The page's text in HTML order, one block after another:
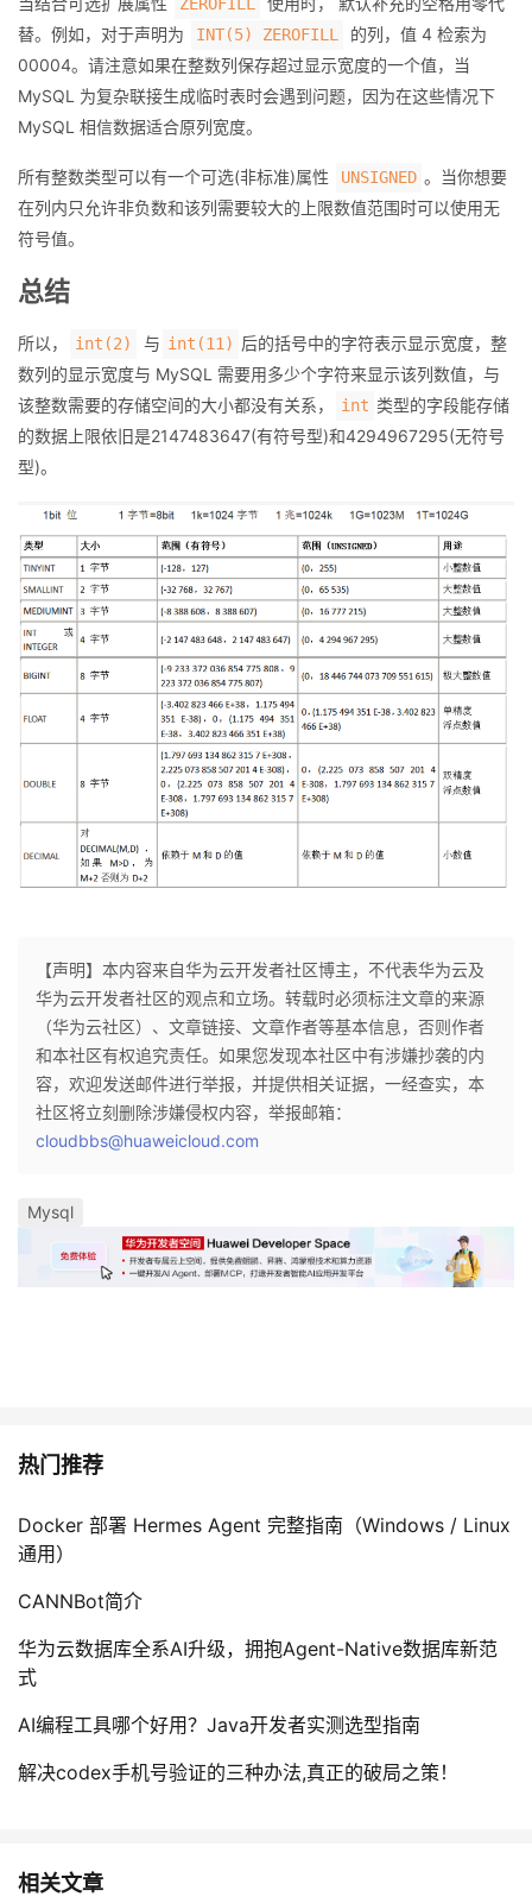
替。例如，对于声明为
INT(5) ZEROFILL
的列，值 4 检索为
00004。请注意如果在整数列保存超过显示宽度的一个值，当
MySQL 为复杂联接生成临时表时会遇到问题，因为在这些情况下
MySQL 相信数据适合原列宽度。
所有整数类型可以有一个可选(非标准)属性 UNSIGNED 。当你想要
在列内只允许非负数和该列需要较大的上限数值范围时可以使用无
符号值。
总结
所以， int(2) 与 int(11) 后的括号中的字符表示显示宽度，整
数列的显示宽度与 MySQL 需要用多少个字符来显示该列数值，与
该整数需要的存储空间的大小都没有关系，
int 类型的字段能存储
的数据上限依旧是2147483647(有符号型)和4294967295(无符号
型)。
【声明】本内容来自华为云开发者社区博主，不代表华为云及
华为云开发者社区的观点和立场。转载时必须标注文章的来源
（华为云社区）、文章链接、文章作者等基本信息，否则作者
和本社区有权追究责任。如果您发现本社区中有涉嫌抄袭的内
容，欢迎发送邮件进行举报，并提供相关证据，一经查实，本
社区将立刻删除涉嫌侵权内容，举报邮箱：
cloudbbs@huaweicloud.com
Mysql
热门推荐
Docker 部署 Hermes Agent 完整指南（Windows / Linux
通用）
CANNBot简介
华为云数据库全系AI升级，拥抱Agent-Native数据库新范
式
AI编程工具哪个好用？Java开发者实测选型指南
解决codex手机号验证的三种办法,真正的破局之策！
相关文章